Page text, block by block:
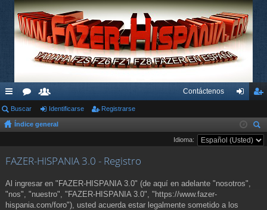
nl
ac
rá
pi
do
or
os
su
ari
Contáctenos
nti
fic
se
ist
ra
Buscar Identificarse Registrarse
Índice general
us
Idioma:
FAZER-HISPANIA 3.0 - Registro
Al ingresar en "FAZER-HISPANIA 3.0" (de aquí en adelante "nosotros",
"nos", "nuestro", "FAZER-HISPANIA 3.0", "https://www.fazer-
hispania.com/foro"), usted acuerda estar legalmente sometido a los